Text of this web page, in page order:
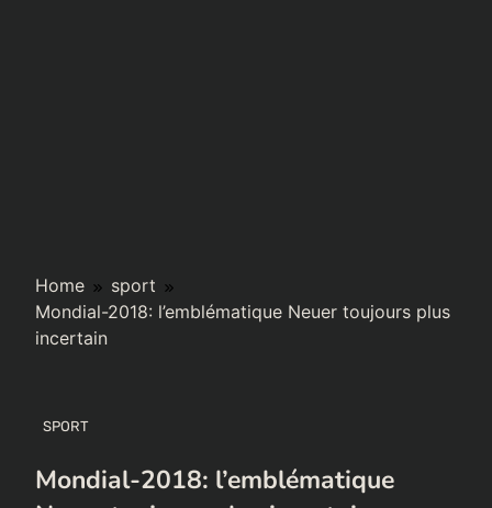
Home
sport
Mondial-2018: l’emblématique Neuer toujours plus
incertain
SPORT
Mondial-2018: l’emblématique